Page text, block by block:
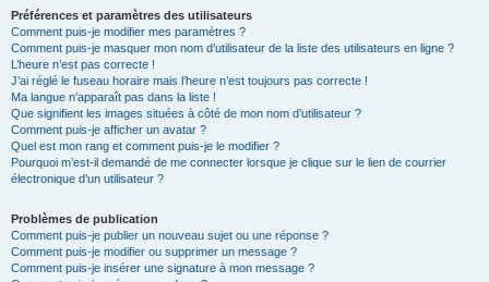
Préférences et paramètres des utilisateurs
Comment puis-je modifier mes paramètres ?
Comment puis-je masquer mon nom d’utilisateur de la liste des utilisateurs en ligne ?
L’heure n’est pas correcte !
J’ai réglé le fuseau horaire mais l’heure n’est toujours pas correcte !
Ma langue n’apparaît pas dans la liste !
Que signifient les images situées à côté de mon nom d’utilisateur ?
Comment puis-je afficher un avatar ?
Quel est mon rang et comment puis-je le modifier ?
Pourquoi m’est-il demandé de me connecter lorsque je clique sur le lien de courrier
électronique d’un utilisateur ?
Problèmes de publication
Comment puis-je publier un nouveau sujet ou une réponse ?
Comment puis-je modifier ou supprimer un message ?
Comment puis-je insérer une signature à mon message ?